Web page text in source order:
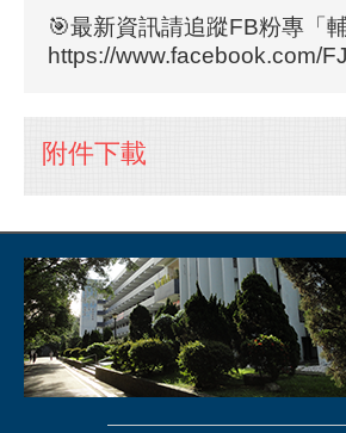
🎯最新資訊請追蹤FB粉專「
https://www.facebook.com/
附件下載